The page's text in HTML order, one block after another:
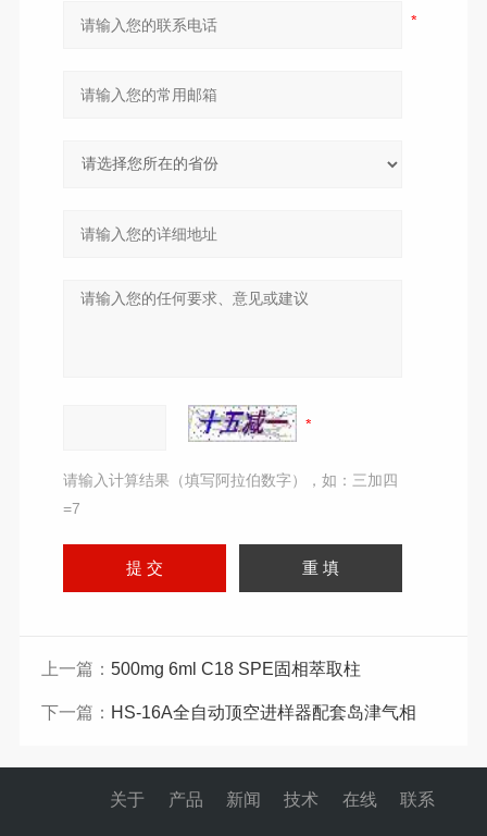
请输入计算结果（填写阿拉伯数字），如：三加四
=7
上一篇： 500mg 6ml C18 SPE固相萃取柱
下一篇： HS-16A全自动顶空进样器配套岛津气相
关于 产品 新闻 技术 在线 联系